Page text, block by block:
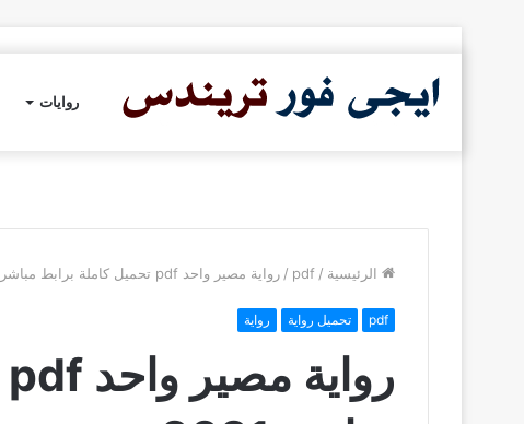
روايات
الرئيسية /
pdf
/ رواية مصير واحد pdf تحميل كاملة برابط مباشر 2021
pdf تحميل رواية رواية